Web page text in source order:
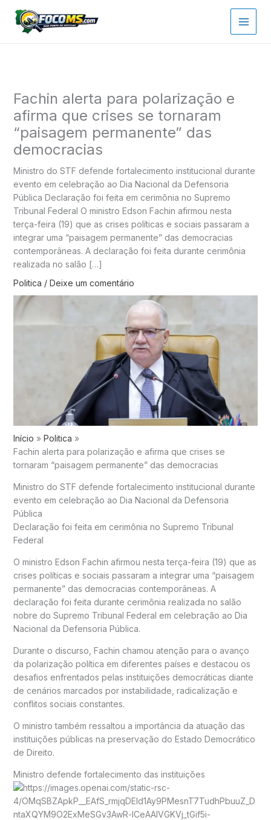
para
Fachin alerta para polarização e
afirma que crises se tornaram
“paisagem permanente” das
democracias
Ministro do STF defende fortalecimento institucional durante
evento em celebração ao Dia Nacional da Defensoria
Pública Declaração foi feita em cerimônia no Supremo
Tribunal Federal O ministro Edson Fachin afirmou nesta
terça-feira (19) que as crises políticas e sociais passaram a
integrar uma “paisagem permanente” das democracias
contemporâneas. A declaração foi feita durante cerimônia
realizada no salão […]
Politica / Deixe um comentário
Início
Politica
Fachin alerta para polarização e afirma que crises se
tornaram “paisagem permanente” das democracias
Ministro do STF defende fortalecimento institucional durante
evento em celebração ao Dia Nacional da Defensoria
Pública
Declaração foi feita em cerimônia no Supremo Tribunal
Federal
O ministro Edson Fachin afirmou nesta terça-feira (19) que as
crises políticas e sociais passaram a integrar uma “paisagem
permanente” das democracias contemporâneas. A
declaração foi feita durante cerimônia realizada no salão
nobre do Supremo Tribunal Federal em celebração ao Dia
Nacional da Defensoria Pública.
Durante o discurso, Fachin chamou atenção para o avanço
da polarização política em diferentes países e destacou os
desafios enfrentados pelas instituições democráticas diante
de cenários marcados por instabilidade, radicalização e
conflitos sociais constantes.
O ministro também ressaltou a importância da atuação das
instituições públicas na preservação do Estado Democrático
de Direito.
Ministro defende fortalecimento das instituições